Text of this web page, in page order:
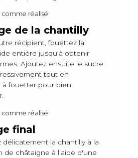
comme réalisé
de la chantilly
récipient, fouettez la
entière jusqu'à obtenir
Ajoutez ensuite le sucre
tout en
à fouetter pour bien
comme réalisé
final
délicatement la chantilly à la
de châtaigne à l'aide d'une